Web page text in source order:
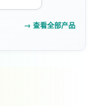
→ 查看全部产品